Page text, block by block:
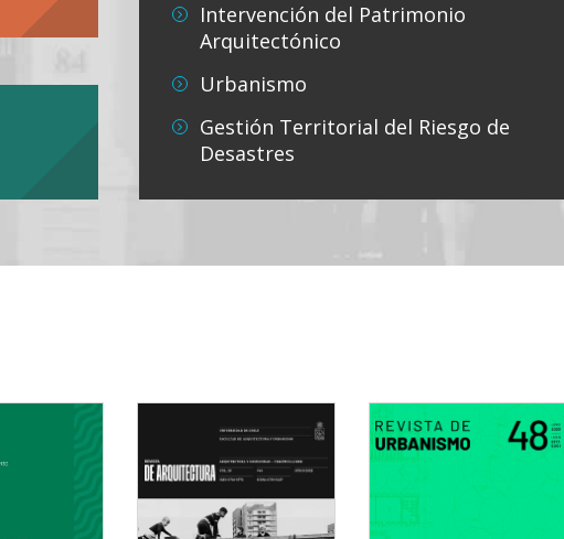
Intervención del Patrimonio
Arquitectónico
Urbanismo
Gestión Territorial del Riesgo de
Desastres